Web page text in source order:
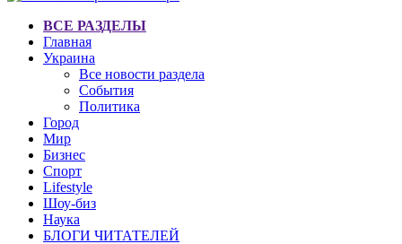
ВСЕ РАЗДЕЛЫ
Главная
Украина
Все новости раздела
События
Политика
Город
Мир
Бизнес
Спорт
Lifestyle
Шоу-биз
Наука
БЛОГИ ЧИТАТЕЛЕЙ